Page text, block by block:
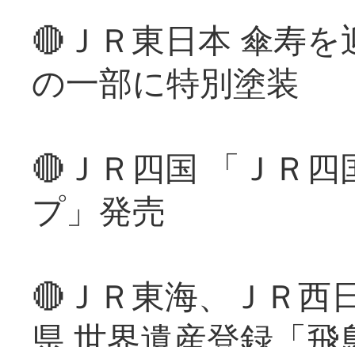
🔴ＪＲ東日本 傘寿
の一部に特別塗装
🔴ＪＲ四国 「ＪＲ
プ」発売
🔴ＪＲ東海、ＪＲ西